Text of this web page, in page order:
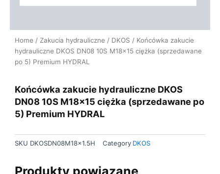
Home / Zakucia hydrauliczne / DKOS / Końcówka zakucie
hydrauliczne DKOS DN08 10S M18x15 ciężka (sprzedawane
po 5) Premium HYDRAL
Końcówka zakucie hydrauliczne DKOS
DN08 10S M18x15 ciężka (sprzedawane po
5) Premium HYDRAL
SKU DKOSDN08M18x1.5H Category DKOS